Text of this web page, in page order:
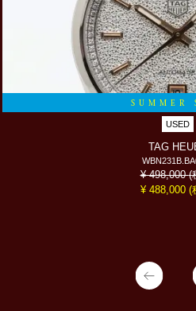
SUMMER
USED
TAG
¥ 498,000(
¥ 488,000 (